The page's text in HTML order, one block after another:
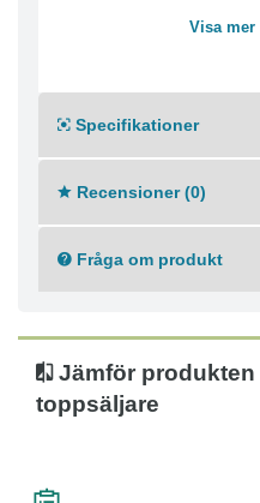
specialbehandlad borst i
Penslarna har hög
Proffspenslar i
Visa
Specifikationer
Recensioner (0)
Fråga om produkt
Jämför produkten
toppsäljare